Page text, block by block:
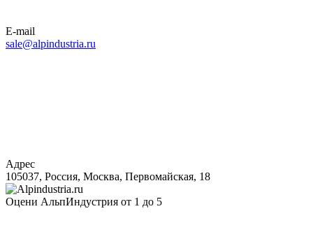
E-mail
sale@alpindustria.ru
Адрес
105037, Россия, Москва, Первомайская, 18
Оцени АльпИндустрия от 1 до 5